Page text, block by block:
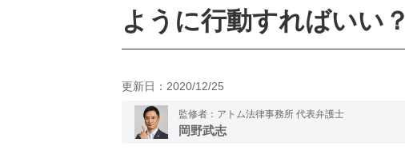
ように行動すればいい？
更新日： 2020/12/25
監修者：アトム法律事務所 代表弁護士
岡野武志